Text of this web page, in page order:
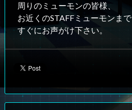
周りのミューモンの皆様、
お近くのSTAFFミューモンまで
すぐにお声がけ下さい。